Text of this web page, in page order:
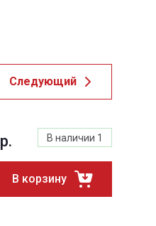
Следующий
В наличии 1
р.
В корзину